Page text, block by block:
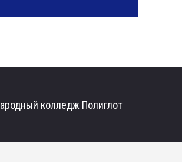
колледж Полиглот